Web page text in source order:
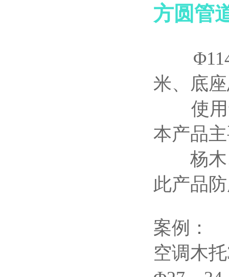
方圆管
Φ114
米、底
使用于
本产品
杨木、
此产品
案例：
空调木